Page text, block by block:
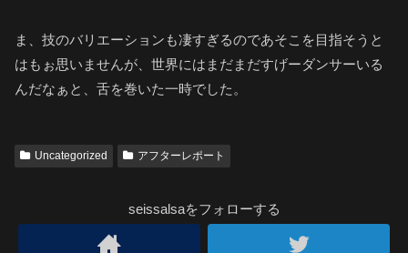
ま、技のバリエーションも凄すぎるのであそこを目指そうと
はもぉ思いませんが、世界にはまだまだすげーダンサーいる
んだなぁと、舌を巻いた一時でした。
Uncategorized アフターレポート
seissalsaをフォローする